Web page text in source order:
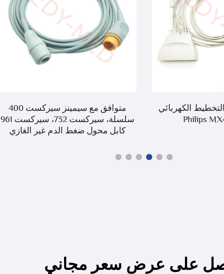
الكهربائي
متوافق مع سيمينز سيركست 400
سلسلة، سيركست 732، سيركست 961
كابل محول ضغط الدم غير الغازي
على عرض سعر مجاني